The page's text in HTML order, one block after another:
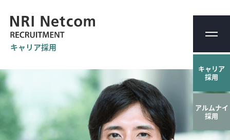
キャリア採用
キャリア
採用
アルムナイ
採用